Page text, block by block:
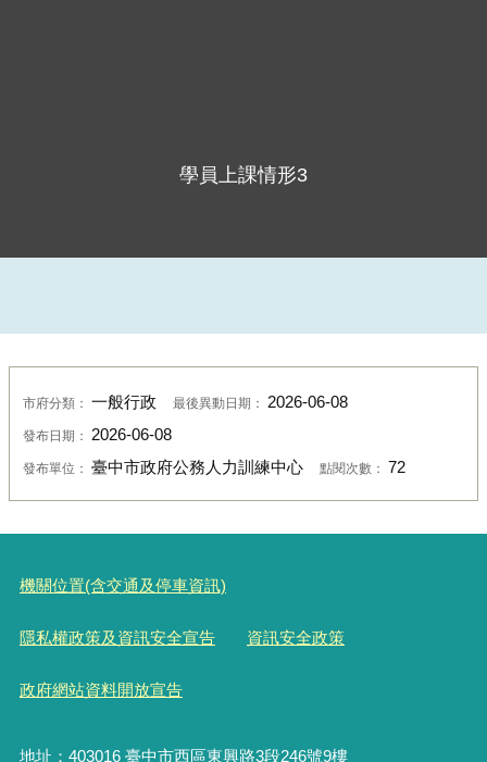
學員上課情形3
市府分類： 一般行政 最後異動日期： 2026-06-08
發布日期： 2026-06-08
發布單位： 臺中市政府公務人力訓練中心 點閱次數： 72
機關位置(含交通及停車資訊)
隱私權政策及資訊安全宣告 資訊安全政策
政府網站資料開放宣告
地址：403016 臺中市西區東興路3段246號9樓